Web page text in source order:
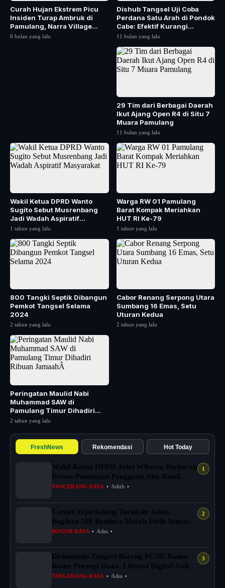
Curah Hujan Ekstrem Picu
Insiden Turap Ambruk di
Pamulang, Narra Village
Fokus Keselamatan...
6 bulan yang lalu
Dishub Tangsel Uji Coba
Perdana Satu Arah di Pondok
Cabe: Efektif Kurangi
Kemacetan
11 bulan yang lalu
29 Tim dari Berbagai Daerah
Ikut Ajang Open R4 di Situ 7
Muara Pamulang
11 bulan yang lalu
Wakil Ketua DPRD Wanto
Sugito Sebut Musrenbang
Jadi Wadah Aspiratif
Masyarakat
1 tahun yang lalu
Warga RW 01 Pamulang
Barat Kompak Meriahkan
HUT RI Ke-79
1 tahun yang lalu
800 Tangki Septik Dibangun
Pemkot Tangsel Selama
2024
2 tahun yang lalu
Cabor Renang Serpong Utara
Sumbang 16 Emas, Setu
Uturan Kedua
2 tahun yang lalu
Peringatan Maulid Nabi
Muhammad SAW di
Pamulang Timur Dihadiri
Ribuan JamaahÂ
2 tahun yang lalu
FreshNews Rekomendasi Hot Today
Wakil Ketua DPRD Arief Wibowo Berharap
Proses Penetapan Pengganti Alm Rusdi
Sege...
TANGERANG RAYA • Adith •
Camat Tajurhalang Turun ke Jalan,
Bagikan 500 Bendera Merah Putih Semarak
HUT RI...
BOGOR RAYA • Adm •
Diskominfo Tangsel Bareng PCNU Rame-
Rame Perangi Hoax, Literasi Digital Jadi
And...
TANGERANG RAYA • Adm •